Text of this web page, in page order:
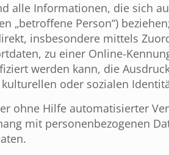
alle Informationen, die sich
„betroffene Person“)
insbesondere mittels
zu einer Online-
werden kann, die
oder sozialen
ohne Hilfe automatisierter
mit personenbezogenen